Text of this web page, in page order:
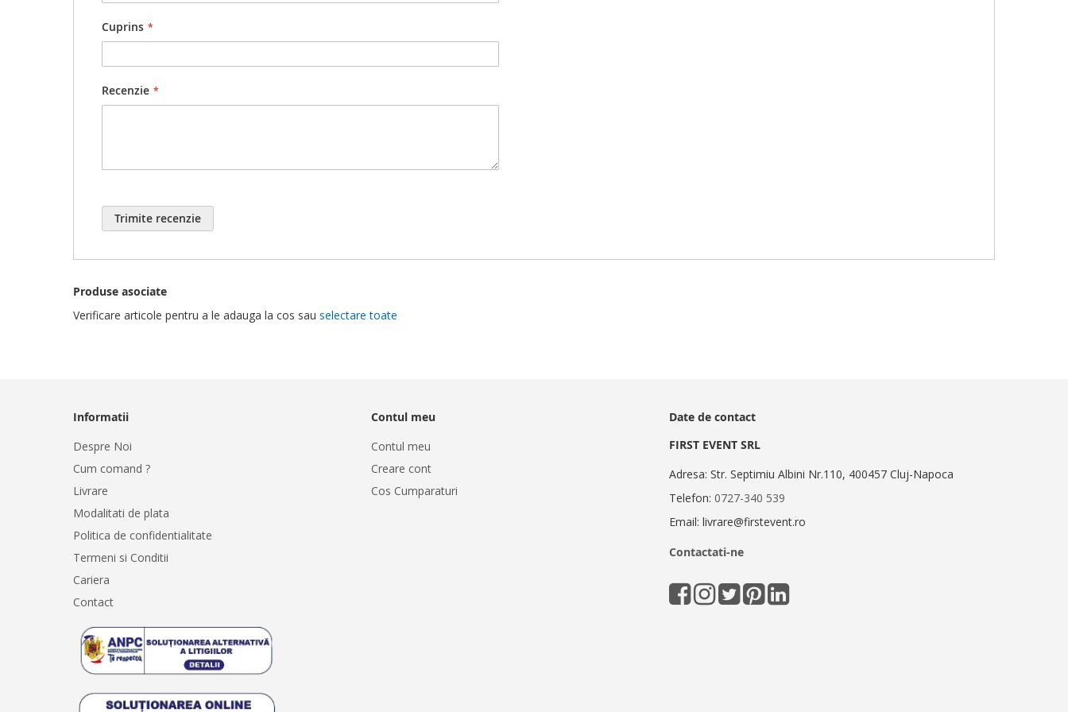
Nu exista comanda minima pe acest website.
Nu lasati la indemana copiilor!
Produs fragil, pericol de spargere.
Cuprins
Recenzie
Trimite recenzie
Produse asociate
Verificare articole pentru a le adauga la cos sau selectare toate
Informatii
Despre Noi
Cum comand ?
Livrare
Modalitati de plata
Politica de confidentialitate
Termeni si Conditii
Cariera
Contact
Contul meu
Contul meu
Creare cont
Cos Cumparaturi
Date de contact
FIRST EVENT SRL
Adresa: Str. Septimiu Albini Nr.110, 400457 Cluj-Napoca
Telefon:0727-340 539
Email: livrare@firstevent.ro
Contactati-ne